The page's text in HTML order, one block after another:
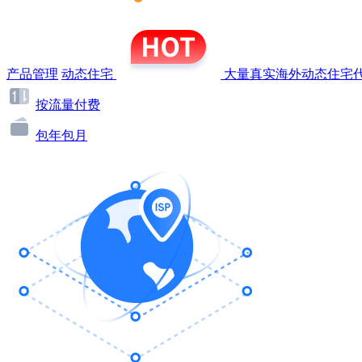
产品管理 动态住宅 大量真实海外动态住宅
按流量付费
包年包月